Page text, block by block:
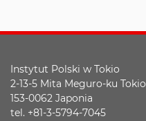
Instytut Polski w Tokio
2-13-5 Mita Meguro-ku Tokio
153-0062 Japonia
tel. +81-3-5794-7045